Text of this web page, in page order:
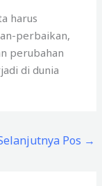
harus
perbaikan,
perubahan
di dunia
Pos →